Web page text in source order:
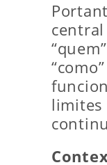
central
limites